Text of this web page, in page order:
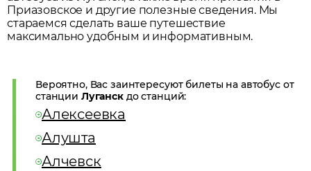
Приазовское и другие полезные сведения. Мы
стараемся сделать ваше путешествие
максимально удобным и информативным.
Вероятно, Вас заинтересуют билеты на автобус от
станции Луганскдо станций:
Алексеевка
Алушта
Алчевск